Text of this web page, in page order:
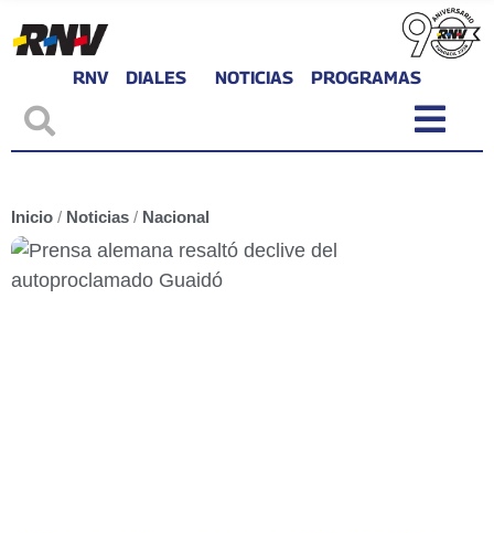
RNV DIALES NOTICIAS PROGRAMAS
Inicio / Noticias / Nacional